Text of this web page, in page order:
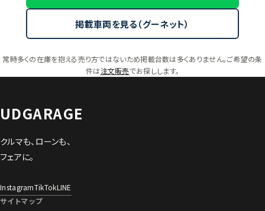
掲載車両を見る（グーネット）
常時多くの在庫を抱える売り方ではないため掲載台数は多くありません。ご希望の条
件は注文販売でお探しします。
UDGARAGE
クルマも、ローンも、
フェアに。
InstagramTikTokLINE
サイトマップ